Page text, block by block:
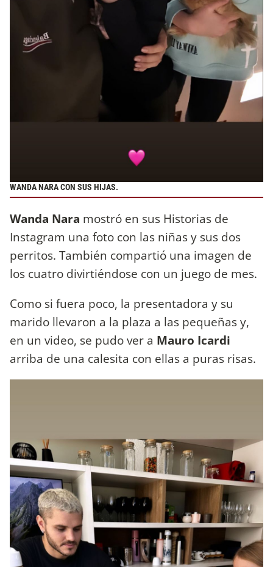
WANDA NARA CON SUS HIJAS.
Wanda Nara mostró en sus Historias de
Instagram una foto con las niñas y sus dos
perritos. También compartió una imagen de
los cuatro divirtiéndose con un juego de mes.
Como si fuera poco, la presentadora y su
marido llevaron a la plaza a las pequeñas y,
en un video, se pudo ver a Mauro Icardi
arriba de una calesita con ellas a puras risas.